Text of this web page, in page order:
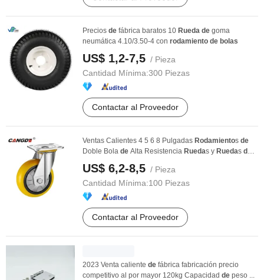
Precios de fábrica baratos 10 Rueda de goma
neumática 4.10/3.50-4 con rodamiento de bolas
US$ 1,2-7,5 / Pieza
Cantidad Mínima:300 Piezas
Contactar al Proveedor
Ventas Calientes 4 5 6 8 Pulgadas Rodamientos de
Doble Bola de Alta Resistencia Ruedas y Ruedas de
US$ 6,2-8,5 / Pieza
Cantidad Mínima:100 Piezas
Contactar al Proveedor
2023 Venta caliente de fábrica fabricación precio
competitivo al por mayor 120kg Capacidad de peso ...